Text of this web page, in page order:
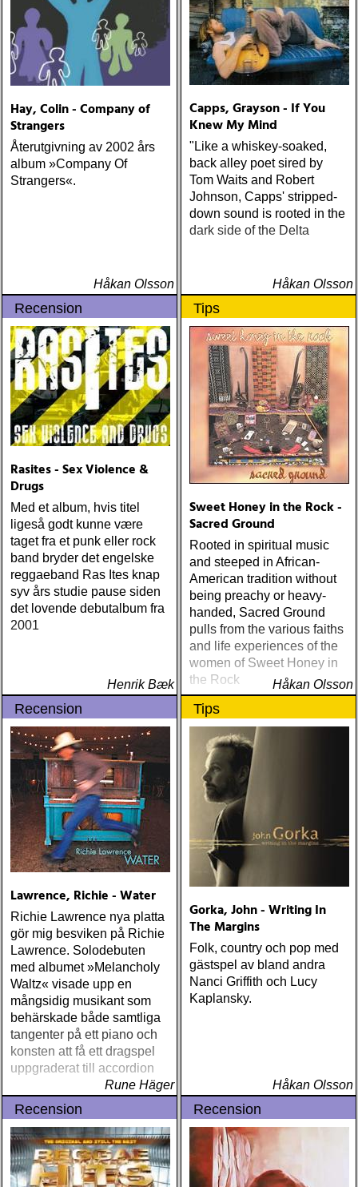
Hay, Colin - Company of
Strangers
Återutgivning av 2002 års
album »Company Of
Strangers«.
Håkan Olsson
Capps, Grayson - If You
Knew My Mind
"Like a whiskey-soaked,
back alley poet sired by
Tom Waits and Robert
Johnson, Capps' stripped-
down sound is rooted in the
dark side of the Delta
Håkan Olsson
Recension
Rasites - Sex Violence &
Drugs
Med et album, hvis titel
ligeså godt kunne være
taget fra et punk eller rock
band bryder det engelske
reggaeband Ras Ites knap
syv års studie pause siden
det lovende debutalbum fra
2001
Henrik Bæk
Tips
Sweet Honey in the Rock -
Sacred Ground
Rooted in spiritual music
and steeped in African-
American tradition without
being preachy or heavy-
handed, Sacred Ground
pulls from the various faiths
and life experiences of the
women of Sweet Honey in
the Rock
Håkan Olsson
Recension
Lawrence, Richie - Water
Richie Lawrence nya platta
gör mig besviken på Richie
Lawrence. Solodebuten
med albumet »Melancholy
Waltz« visade upp en
mångsidig musikant som
behärskade både samtliga
tangenter på ett piano och
konsten att få ett dragspel
uppgraderat till accordion
Rune Häger
Tips
Gorka, John - Writing In
The Margins
Folk, country och pop med
gästspel av bland andra
Nanci Griffith och Lucy
Kaplansky.
Håkan Olsson
Recension Recension